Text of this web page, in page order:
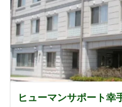
ヒューマンサポート幸